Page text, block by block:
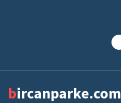
bircanparke.com